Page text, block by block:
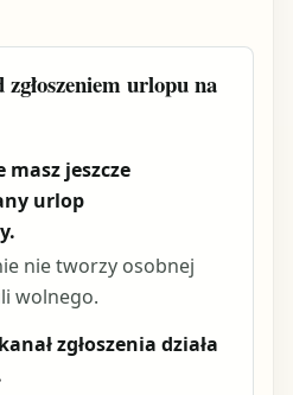
urlopu na
masz jeszcze
urlop
nie tworzy osobnej
wolnego.
zgłoszenia działa